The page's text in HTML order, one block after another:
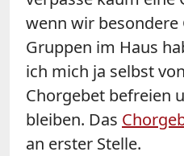
wenn wir
Gruppen im Haus
ich mich ja selbst
Chorgebet befreien
bleiben. Das
an erster Stelle.